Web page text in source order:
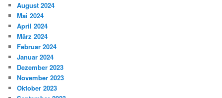
August 2024
Mai 2024
April 2024
März 2024
Februar 2024
Januar 2024
Dezember 2023
November 2023
Oktober 2023